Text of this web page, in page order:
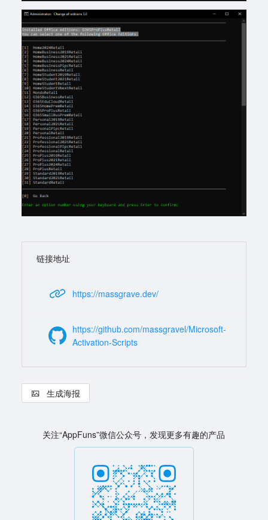
链接地址
https://massgrave.dev/
https://github.com/massgravel/Microsoft-
Activation-Scripts
生成海报
关注“AppFuns”微信公众号，发现更多有趣的产品